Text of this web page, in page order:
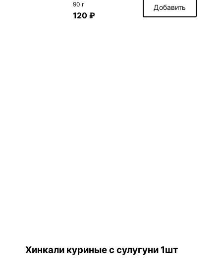
90 г
120 ₽
Добавить
Хинкали куриные с сулугуни 1шт